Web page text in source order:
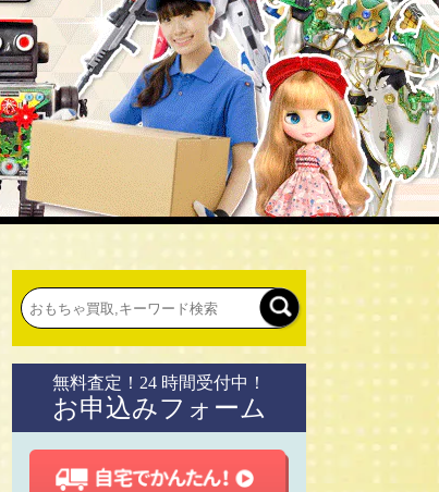
無料査定！24 時間受付中！
お申込みフォーム